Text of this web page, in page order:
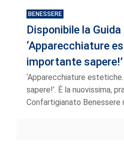
BENESSERE
Disponibile la Guida
‘Apparecchiature
importante sapere!’
‘Apparecchiature
sapere!’. È la nuovissima,
Confartigianato